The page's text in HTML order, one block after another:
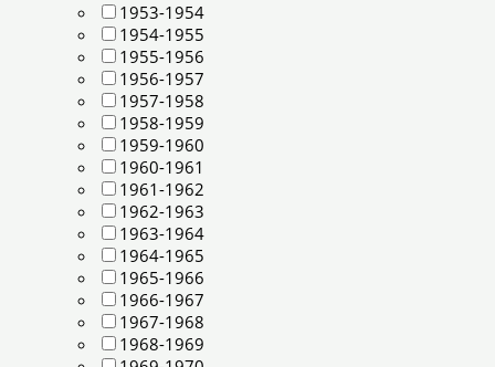
1953-1954
1954-1955
1955-1956
1956-1957
1957-1958
1958-1959
1959-1960
1960-1961
1961-1962
1962-1963
1963-1964
1964-1965
1965-1966
1966-1967
1967-1968
1968-1969